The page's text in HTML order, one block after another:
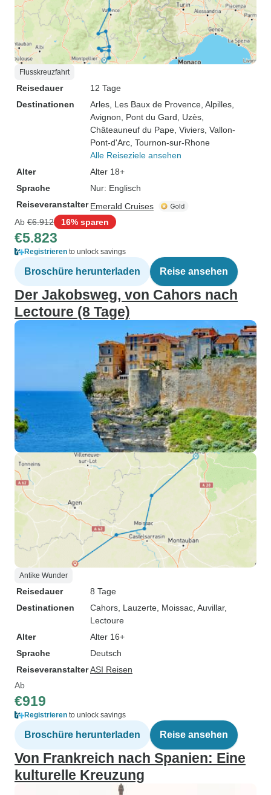
Flusskreuzfahrt
Reisedauer
12 Tage
Destinationen
Arles , Les Baux de Provence , Alpilles
Avignon , Pont du Gard , Uzès
Châteauneuf du Pape , Viviers , Vallon-
Pont-d'Arc , Tournon-sur-Rhone
Alle Reiseziele ansehen
Alter
Alter 18+
Sprache
Nur: Englisch
Reiseveranstalter Emerald Cruises
Ab €6.912 16% sparen
€5.823
Registrieren to unlock savings
Broschüre herunterladen Reise ansehen
Der Jakobsweg, von Cahors nach
Lectoure (8 Tage)
Antike Wunder
Reisedauer
8 Tage
Destinationen
Cahors , Lauzerte , Moissac , Auvillar,
Lectoure
Alter
Alter 16+
Sprache
Deutsch
ReiseveranstalterASI Reisen
Ab
€919
Registrieren to unlock savings
Broschüre herunterladen Reise ansehen
Von Frankreich nach Spanien: Eine
kulturelle Kreuzung